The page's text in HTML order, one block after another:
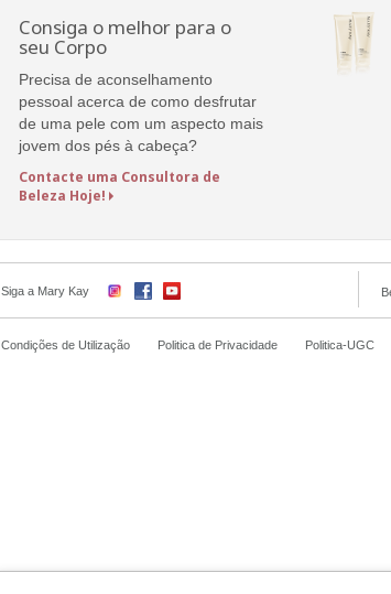
Consiga o melhor para o
seu Corpo
Precisa de aconselhamento
pessoal acerca de como desfrutar
de uma pele com um aspecto mais
jovem dos pés à cabeça?
Contacte uma Consultora de
Beleza Hoje!
Siga a Mary Kay
Condições de Utilização Politica de Privacidade Politica-UGC